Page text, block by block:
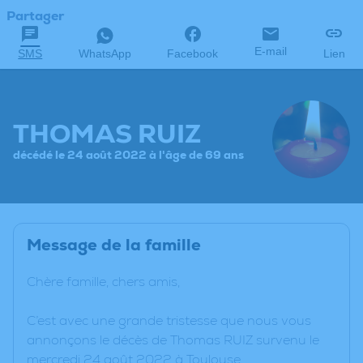
Partager
SMS WhatsApp Facebook E-mail Lien
THOMAS RUIZ
décédé le 24 août 2022 à l'âge de 69 ans
Message de la famille
Chère famille, chers amis,
C’est avec une grande tristesse que nous vous
annonçons le décès de Thomas RUIZ survenu le
mercredi 24 août 2022 à Toulouse.